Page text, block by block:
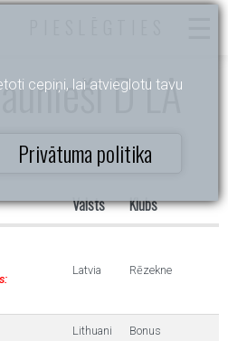
cepiņi, lai atvieglotu tavu
Privātuma politika
D LA
Valsts Klubs
Latvia Rēzekne
Lithuani
Bonus